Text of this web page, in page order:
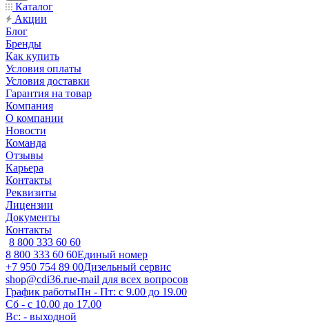
Каталог
Акции
Блог
Бренды
Как купить
Условия оплаты
Условия доставки
Гарантия на товар
Компания
О компании
Новости
Команда
Отзывы
Карьера
Контакты
Реквизиты
Лицензии
Документы
Контакты
8 800 333 60 60
8 800 333 60 60Единый номер
+7 950 754 89 00Дизельный сервис
shop@cdi36.rue-mail для всех вопросов
График работыПн - Пт: с 9.00 до 19.00
Сб - с 10.00 до 17.00
Вс: - выходной